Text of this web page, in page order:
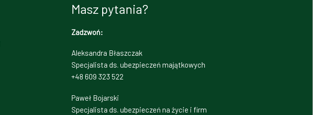
Masz pytania?
Zadzwoń:
Aleksandra Błaszczak
Specjalista ds. ubezpieczeń majątkowych
+48 609 323 522
Paweł Bojarski
Specjalista ds. ubezpieczeń na życie i firm